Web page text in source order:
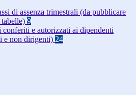
di assenza trimestrali (da pubblicare
9
conferiti e autorizzati ai dipendenti
e non dirigenti) 24